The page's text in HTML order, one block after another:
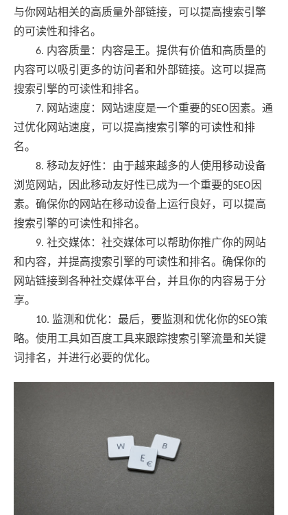
与你网站相关的高质量外部链接，可以提高搜索引擎
的可读性和排名。
6. 内容质量：内容是王。提供有价值和高质量的
内容可以吸引更多的访问者和外部链接。这可以提高
搜索引擎的可读性和排名。
7. 网站速度：网站速度是一个重要的SEO因素。通
过优化网站速度，可以提高搜索引擎的可读性和排
名。
8. 移动友好性：由于越来越多的人使用移动设备
浏览网站，因此移动友好性已成为一个重要的SEO因
素。确保你的网站在移动设备上运行良好，可以提高
搜索引擎的可读性和排名。
9. 社交媒体：社交媒体可以帮助你推广你的网站
和内容，并提高搜索引擎的可读性和排名。确保你的
网站链接到各种社交媒体平台，并且你的内容易于分
享。
10. 监测和优化：最后，要监测和优化你的SEO策
略。使用工具如百度工具来跟踪搜索引擎流量和关键
词排名，并进行必要的优化。